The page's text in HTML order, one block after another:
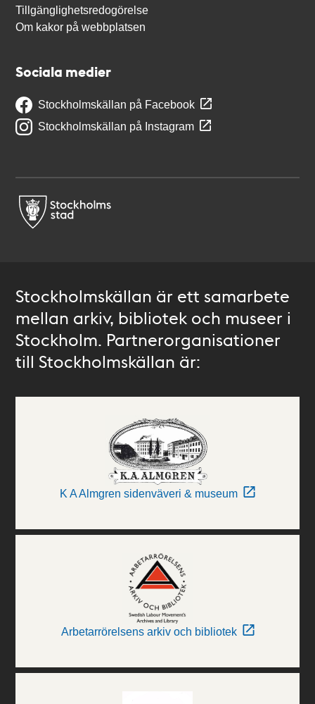
Tillgänglighetsredogörelse
Om kakor på webbplatsen
Sociala medier
Stockholmskällan på Facebook
Stockholmskällan på Instagram
Stockholmskällan är ett samarbete
mellan arkiv, bibliotek och museer i
Stockholm. Partnerorganisationer
till Stockholmskällan är:
K A Almgren sidenväveri & museum
Arbetarrörelsens arkiv och bibliotek